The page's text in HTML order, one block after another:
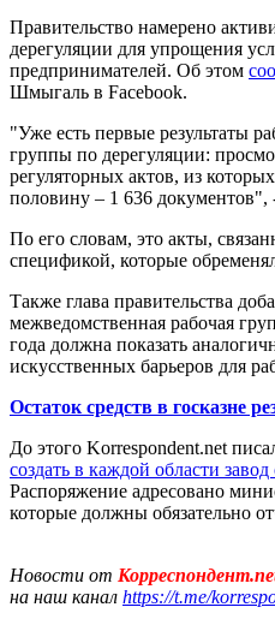
Правительство намерено
дерегуляции для упрощения
предпринимателей. Об этом
Шмыгаль в Facebook.
"Уже есть первые результаты
группы по дерегуляции:
регуляторных актов, из
половину – 1 636 документов",
По его словам, это акты,
спецификой, которые
Также глава правительства
межведомственная рабочая
года должна показать
искусственных барьеров для
Остаток средств в госказне
До этого Korrespondent.net
создать в каждой области
Распоряжение адресовано
которые должны обязательно
Новости от
на наш канал https://t.me/